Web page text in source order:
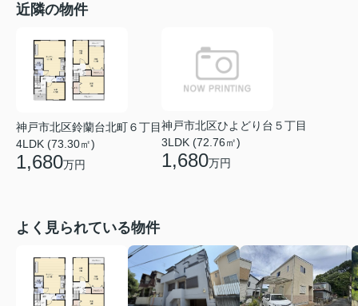
近隣の物件
神戸市北区鈴蘭台北町６丁目
4LDK (73.30㎡)
1,680万円
神戸市北区ひよどり台５丁目
3LDK (72.76㎡)
1,680万円
よく見られている物件